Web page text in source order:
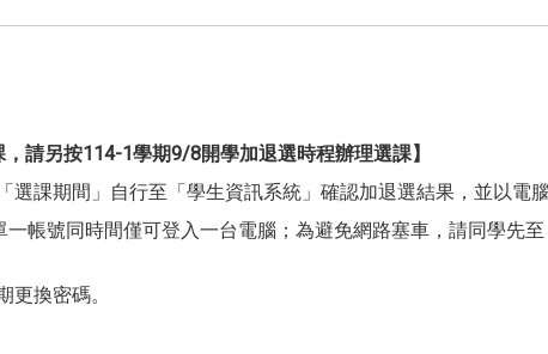
請另按114-1學期9/8開學加退選時程辦理選課】
課期間」自行至「學生資訊系統」確認加退選結果，並以電
帳號同時間僅可登入一台電腦；為避免網路塞車，請同學先
更換密碼。